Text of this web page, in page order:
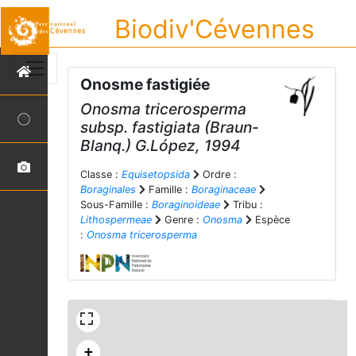
Biodiv'Cévennes
Onosme fastigiée
Onosma tricerosperma
subsp. fastigiata (Braun-
Blanq.) G.López, 1994
Classe : Equisetopsida
Ordre :
Boraginales
Famille : Boraginaceae
Sous-Famille : Boraginoideae
Tribu :
Lithospermeae
Genre : Onosma
Espèce
: Onosma tricerosperma
+